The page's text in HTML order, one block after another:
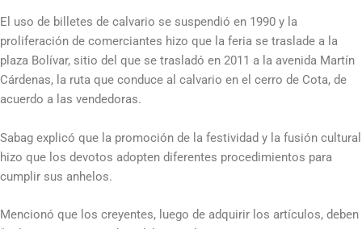
El uso de billetes de calvario se suspendió en 1990 y la
proliferación de comerciantes hizo que la feria se traslade a la
plaza Bolívar, sitio del que se trasladó en 2011 a la avenida Martín
Cárdenas, la ruta que conduce al calvario en el cerro de Cota, de
acuerdo a las vendedoras.
Sabag explicó que la promoción de la festividad y la fusión cultural
hizo que los devotos adopten diferentes procedimientos para
cumplir sus anhelos.
Mencionó que los creyentes, luego de adquirir los artículos, deben